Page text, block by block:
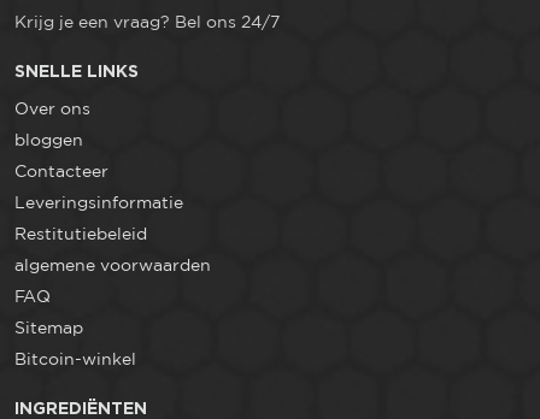
Krijg je een vraag? Bel ons 24/7
SNELLE LINKS
Over ons
bloggen
Contacteer
Leveringsinformatie
Restitutiebeleid
algemene voorwaarden
FAQ
Sitemap
Bitcoin-winkel
INGREDIËNTEN